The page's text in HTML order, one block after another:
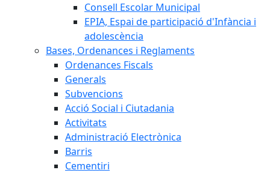
Consell Escolar Municipal
EPIA, Espai de participació d'Infància i
adolescència
Bases, Ordenances i Reglaments
Ordenances Fiscals
Generals
Subvencions
Acció Social i Ciutadania
Activitats
Administració Electrònica
Barris
Cementiri